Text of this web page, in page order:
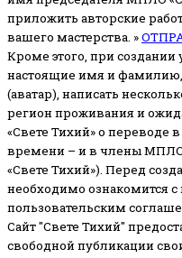
приложить авторские
вашего мастерства. »
Кроме этого, при создании
настоящие имя и
(аватар), написать
регион проживания и
«Свете Тихий» о переводе
времени – и в члены
«Свете Тихий»). Перед
необходимо ознакомится
пользовательским
Сайт "Свете Тихий"
свободной публикации